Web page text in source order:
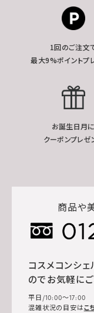
1回のご注文
最大9%ポイントプ
お誕生日月に
クーポンプレゼ
商品や
コスメコンシ
のでお気軽にご
平日/10:00～17:00
混雑状況の目安はこ